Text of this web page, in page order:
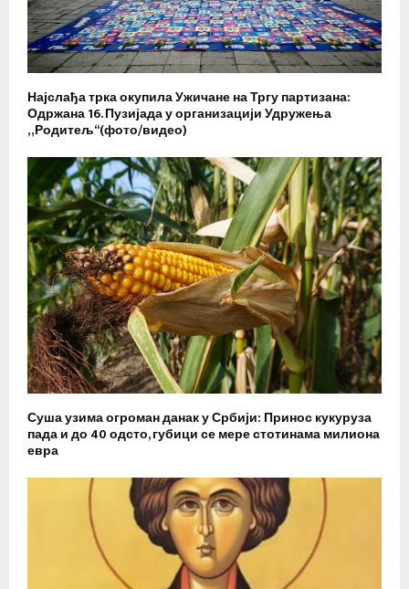
Најслађа трка окупила Ужичане на Тргу партизана:
Одржана 16. Пузијада у организацији Удружења
„Родитељ“(фото/видео)
Суша узима огроман данак у Србији: Принос кукуруза
пада и до 40 одсто, губици се мере стотинама милиона
евра